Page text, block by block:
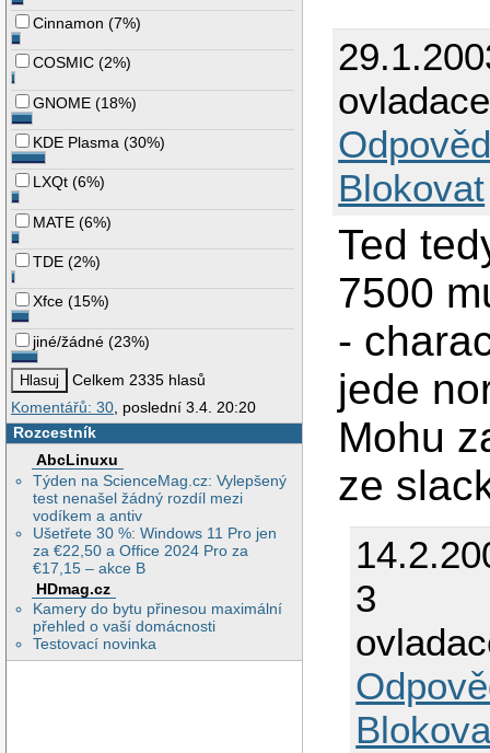
Cinnamon (7%)
COSMIC (2%)
GNOME (18%)
KDE Plasma (30%)
LXQt (6%)
MATE (6%)
TDE (2%)
Xfce (15%)
jiné/žádné (23%)
Celkem 2335 hlasů
Komentářů: 30, poslední 3.4. 20:20
Rozcestník
AbcLinuxu
Týden na ScienceMag.cz: Vylepšený
test nenašel žádný rozdíl mezi
vodíkem a antiv
Ušetřete 30 %: Windows 11 Pro jen
za €22,50 a Office 2024 Pro za
€17,15 – akce B
HDmag.cz
Kamery do bytu přinesou maximální
přehled o vaší domácnosti
Testovací novinka
Blokovat
Ted
7500
-
jede
Mohu
ze
3